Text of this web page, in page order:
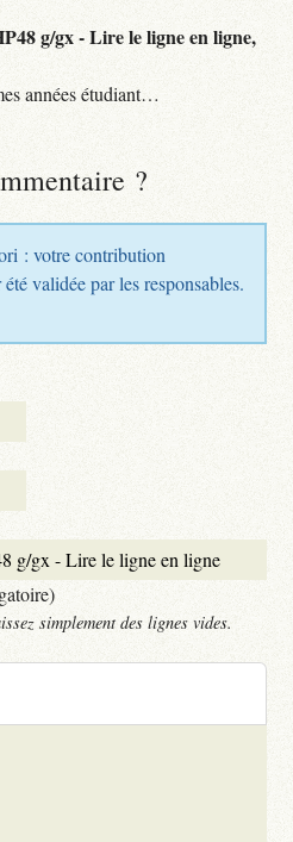
g/gx - Lire le ligne en ligne,
années étudiant…
?
: votre contribution
validée par les responsables.
simplement des lignes vides.